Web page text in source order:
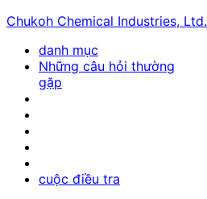
Chukoh Chemical Industries, Ltd.
danh mục
Những câu hỏi thường
gặp
cuộc điều tra